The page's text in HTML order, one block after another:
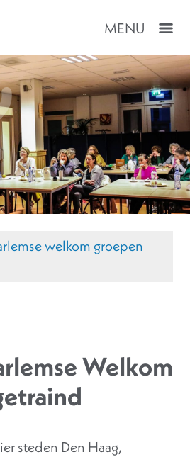
MENU
welkom groepen
Welkom
steden Den Haag,